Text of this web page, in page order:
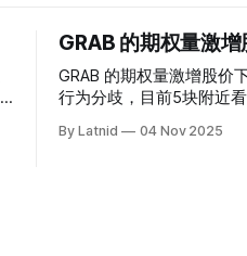
GRAB 的期权量激
GRAB 的期权量激增股价下跌 数据
行为分歧，目前5块附近
By Latnid 04 Nov 2025